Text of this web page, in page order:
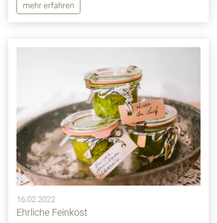
mehr erfahren
16.02.2022
Ehrliche Feinkost